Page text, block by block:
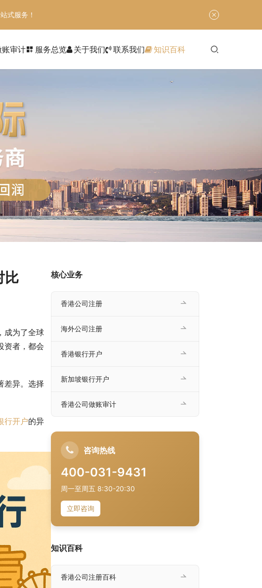
式服务！
审计dashboard_customize 服务总览 关于我们 联系我们 知识百科
比
成为了全球
资者，都会
差异。选择
行开户的异
核心业务
香港公司注册
海外公司注册
香港银行开户
新加坡银行开户
香港公司做账审计
咨询热线
400-031-9431
周一至周五 8:30-20:30
立即咨询
知识百科
香港公司注册百科